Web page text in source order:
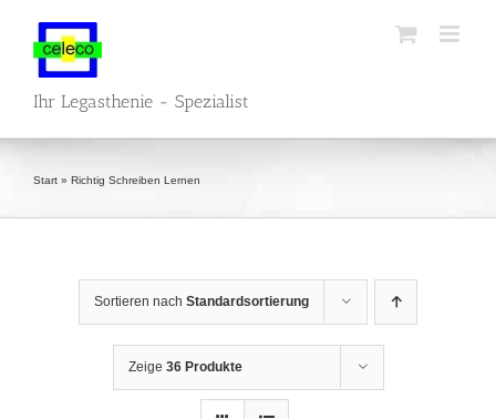
springen
Ihr Legasthenie - Spezialist
Start » Richtig Schreiben Lernen
Sortieren nach Standardsortierung
Zeige 36 Produkte